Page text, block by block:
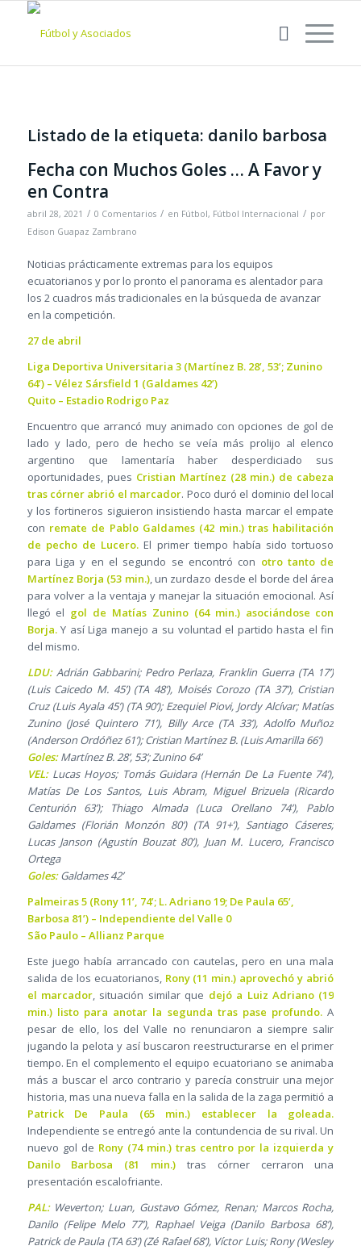
Listado de la etiqueta: danilo barbosa
Fecha con Muchos Goles … A Favor y
en Contra
abril 28, 2021 / 0 Comentarios / en Fútbol, Fútbol Internacional / por
Edison Guapaz Zambrano
Noticias prácticamente extremas para los equipos
ecuatorianos y por lo pronto el panorama es alentador para
los 2 cuadros más tradicionales en la búsqueda de avanzar
en la competición.
27 de abril
Liga Deportiva Universitaria 3 (Martínez B. 28’, 53’; Zunino
64’) – Vélez Sársfield 1 (Galdames 42’)
Quito – Estadio Rodrigo Paz
Encuentro que arrancó muy animado con opciones de gol de
lado y lado, pero de hecho se veía más prolijo al elenco
argentino que lamentaría haber desperdiciado sus
oportunidades, pues Cristian Martínez (28 min.) de cabeza
tras córner abrió el marcador. Poco duró el dominio del local
y los fortineros siguieron insistiendo hasta marcar el empate
con remate de Pablo Galdames (42 min.) tras habilitación
de pecho de Lucero. El primer tiempo había sido tortuoso
para Liga y en el segundo se encontró con otro tanto de
Martínez Borja (53 min.), un zurdazo desde el borde del área
para volver a la ventaja y manejar la situación emocional. Así
llegó el gol de Matías Zunino (64 min.) asociándose con
Borja.Y así Liga manejo a su voluntad el partido hasta el fin
del mismo.
LDU:Adrián Gabbarini; Pedro Perlaza, Franklin Guerra (TA 17’)
(Luis Caicedo M. 45’) (TA 48’), Moisés Corozo (TA 37’), Cristian
Cruz (Luis Ayala 45’) (TA 90’); Ezequiel Piovi, Jordy Alcívar; Matías
Zunino (José Quintero 71’), Billy Arce (TA 33’), Adolfo Muñoz
(Anderson Ordóñez 61’); Cristian Martínez B. (Luis Amarilla 66’)
Goles:Martínez B. 28’, 53’; Zunino 64’
VEL:Lucas Hoyos; Tomás Guidara (Hernán De La Fuente 74’),
Matías De Los Santos, Luis Abram, Miguel Brizuela (Ricardo
Centurión 63’); Thiago Almada (Luca Orellano 74’), Pablo
Galdames (Florián Monzón 80’) (TA 91+’), Santiago Cáseres;
Lucas Janson (Agustín Bouzat 80’), Juan M. Lucero, Francisco
Ortega
Goles:Galdames 42’
Palmeiras 5 (Rony 11’, 74’; L. Adriano 19; De Paula 65’,
Barbosa 81’) – Independiente del Valle 0
São Paulo – Allianz Parque
Este juego había arrancado con cautelas, pero en una mala
salida de los ecuatorianos, Rony (11 min.) aprovechó y abrió
el marcador, situación similar que dejó a Luiz Adriano (19
min.) listo para anotar la segunda tras pase profundo. A
pesar de ello, los del Valle no renunciaron a siempre salir
jugando la pelota y así buscaron reestructurarse en el primer
tiempo. En el complemento el equipo ecuatoriano se animaba
más a buscar el arco contrario y parecía construir una mejor
historia, mas una nueva falla en la salida de la zaga permitió a
Patrick De Paula (65 min.) establecer la goleada.
Independiente se entregó ante la contundencia de su rival. Un
nuevo gol de Rony (74 min.) tras centro por la izquierda y
Danilo Barbosa (81 min.) tras córner cerraron una
presentación escalofriante.
PAL:Weverton; Luan, Gustavo Gómez, Renan; Marcos Rocha,
Danilo (Felipe Melo 77’), Raphael Veiga (Danilo Barbosa 68’),
Patrick de Paula (TA 63’) (Zé Rafael 68’), Víctor Luis; Rony (Wesley